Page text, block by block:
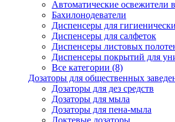
Автоматические освежители
Бахилонодеватели
Диспенсеры для
Диспенсеры для салфеток
Диспенсеры листовых
Диспенсеры покрытий для
Все категории (8)
Дозаторы для общественных
Дозаторы для дез средств
Дозаторы для мыла
Дозаторы для пена-мыла
Локтевые дозаторы